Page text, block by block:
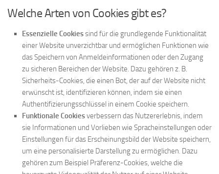
Welche Arten von Cookies gibt es?
Essenzielle Cookiessind für die grundlegende Funktionalität
einer Website unverzichtbar und ermöglichen Funktionen wie
das Speichern von Anmeldeinformationen oder den Zugang
zu sicheren Bereichen der Website. Dazu gehören z. B.
Sicherheits-Cookies, die einen Bot, der auf der Website nicht
erwünscht ist, identifizieren können, indem sie einen
Authentifizierungsschlüssel in einem Cookie speichern.
Funktionale Cookiesverbessern das Nutzererlebnis, indem
sie Informationen und Vorlieben wie Spracheinstellungen oder
Einstellungen für das Erscheinungsbild der Website speichern,
um eine personalisierte Darstellung zu ermöglichen. Dazu
gehören zum Beispiel Präferenz-Cookies, welche die